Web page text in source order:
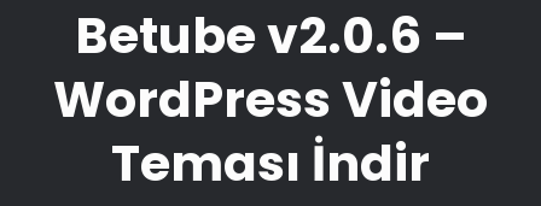
Betube v2.0.6 –
WordPress Video
Teması İndir